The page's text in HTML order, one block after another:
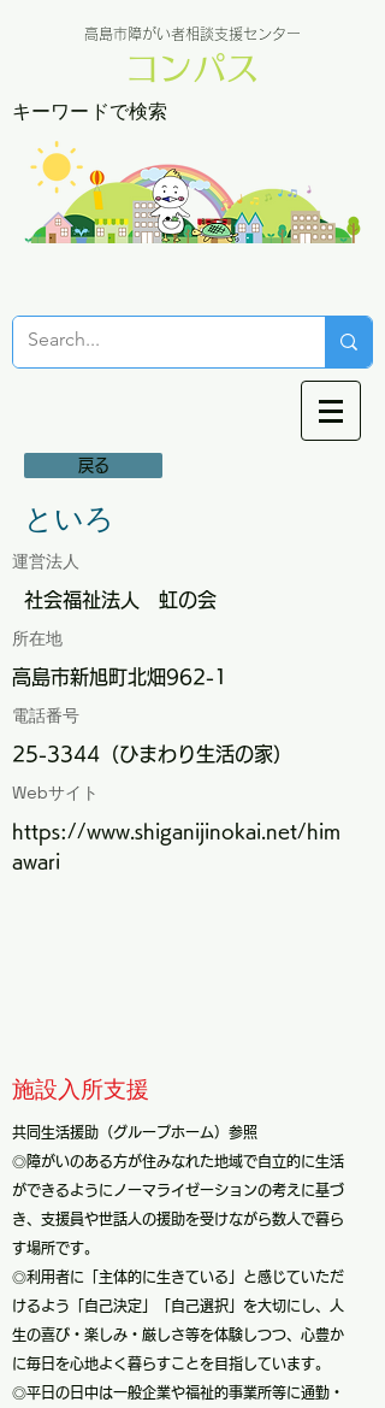
高島市障がい者相談支援センター
コンパス
キーワードで検索
戻る
といろ
運営法人
社会福祉法人 虹の会
所在地
高島市新旭町北畑962-1
電話番号
25-3344（ひまわり生活の家）
Webサイト
https://www.shiganijinokai.net/him
awari
​施設入所支援
共同生活援助（グループホーム）参照
◎障がいのある方が住みなれた地域で自立的に生活
ができるようにノーマライゼーションの考えに基づ
き、支援員や世話人の援助を受けながら数人で暮ら
す場所です。
◎利用者に「主体的に生きている」と感じていただ
けるよう「自己決定」「自己選択」を大切にし、人
生の喜び・楽しみ・厳しさ等を体験しつつ、心豊か
に毎日を心地よく暮らすことを目指しています。
◎平日の日中は一般企業や福祉的事業所等に通勤・